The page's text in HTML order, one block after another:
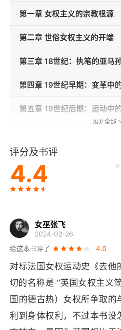
第一章 女权主义的宗教根源
第二章 世俗女权主义的开端
第三章 18世纪：执笔的亚马
第四章 19世纪早期：变革中
第五章 19世纪后期：运动中
第七章 为投票权而战：妇女选
第八章 20世纪早期的女权主义
第十章 世界各国的女权主义者
后记
展开全部
评分及书评
4.4
女巫张飞
2024-02-26
给这本书评了
4.0
对标法国女权运动史《去他
切的名称是 “英国女权主义
国的德古热）女权所争取的
利到身体权利，不过本书没